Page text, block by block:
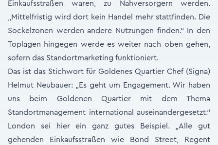
Einkaufsstraßen waren, zu Nahversorgern werden.
„Mittelfristig wird dort kein Handel mehr stattfinden. Die
Sockelzonen werden andere Nutzungen finden.“ In den
Toplagen hingegen werde es weiter nach oben gehen,
sofern das Standortmarketing funktioniert.
Das ist das Stichwort für Goldenes Quartier Chef (Signa)
Helmut Neubauer: „Es geht um Engagement. Wir haben
uns beim Goldenen Quartier mit dem Thema
Standortmanagement international auseinandergesetzt.“
London sei hier ein ganz gutes Beispiel. „Alle gut
gehenden Einkaufsstraßen wie Bond Street, Regent